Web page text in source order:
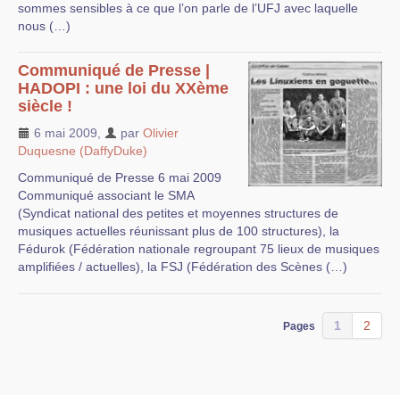
sommes sensibles à ce que l’on parle de l’UFJ avec laquelle
nous (…)
Communiqué de Presse |
HADOPI : une loi du XXème
siècle !
6 mai 2009 par Olivier
Duquesne (DaffyDuke)
Communiqué de Presse 6 mai 2009
Communiqué associant le SMA
(Syndicat national des petites et moyennes structures de
musiques actuelles réunissant plus de 100 structures), la
Fédurok (Fédération nationale regroupant 75 lieux de musiques
amplifiées / actuelles), la FSJ (Fédération des Scènes (…)
Pages 1 2